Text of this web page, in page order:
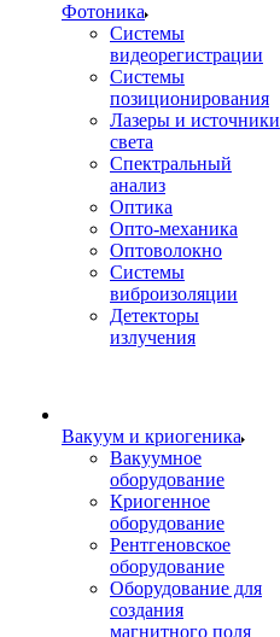
Фотоника
Cистемы
видеорегистрации
Системы
позиционирования
Лазеры и источники
света
Спектральный
анализ
Оптика
Опто-механика
Оптоволокно
Системы
виброизоляции
Детекторы
излучения
Вакуум и криогеника
Вакуумное
оборудование
Криогенное
оборудование
Рентгеновское
оборудование
Оборудование для
создания
магнитного поля